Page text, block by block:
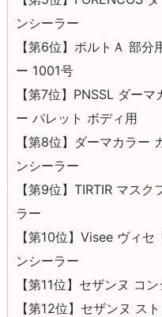
ンシーラー
【第6位】ポルトＡ 部
ー 1001号
【第7位】PNSSL ダー
ー パレット ボディ用
【第8位】ダーマカラー
ンシーラー
【第9位】TIRTIR マス
ラー
【第10位】Visee ヴィ
ンシーラー
【第11位】セザンヌ コ
【第12位】セザンヌ ス